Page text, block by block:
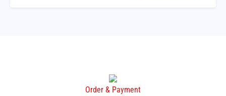
Order & Payment